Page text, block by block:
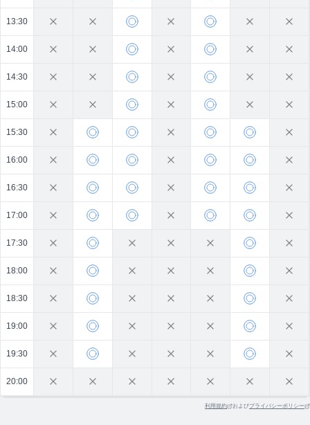
13:30
14:00
14:30
15:00
15:30
16:00
16:30
17:00
17:30
18:00
18:30
19:00
19:30
20:00
利用規約 およびプライバシーポリシー